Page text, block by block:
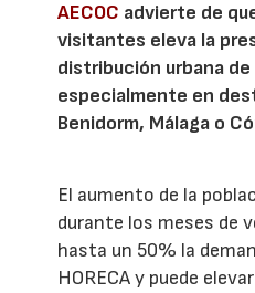
AECOC advierte de
visitantes eleva la
distribución urbana
especialmente en
Benidorm, Málaga o
El aumento de la
durante los meses de
hasta un 50% la
HORECA y puede